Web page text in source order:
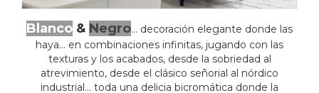
Blanco & Negro… decoración elegante donde las
haya… en combinaciones infinitas, jugando con las
texturas y los acabados, desde la sobriedad al
atrevimiento, desde el clásico señorial al nórdico
industrial… toda una delicia bicromática donde la